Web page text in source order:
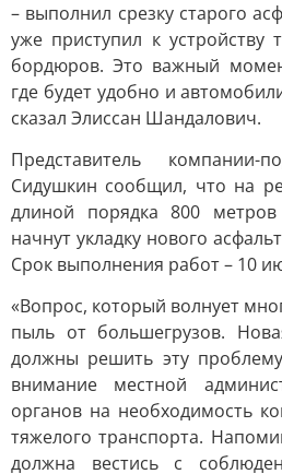
– выполнил срезку старого
уже приступил к устройству
бордюров. Это важный
где будет удобно и
сказал Элиссан Шандалович.
Представитель компании-
Сидушкин сообщил, что на
длиной порядка 800
начнут укладку нового
Срок выполнения работ – 10
«Вопрос, который волнует
пыль от большегрузов.
должны решить эту
внимание местной
органов на необходимость
тяжелого транспорта.
должна вестись с